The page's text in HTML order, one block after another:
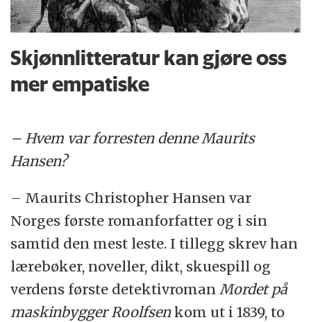
Skjønnlitteratur kan gjøre oss
mer empatiske
– Hvem var forresten denne Maurits
Hansen?
– Maurits Christopher Hansen var
Norges første romanforfatter og i sin
samtid den mest leste. I tillegg skrev han
lærebøker, noveller, dikt, skuespill og
verdens første detektivromanMordet på
maskinbygger Roolfsenkom ut i 1839, to